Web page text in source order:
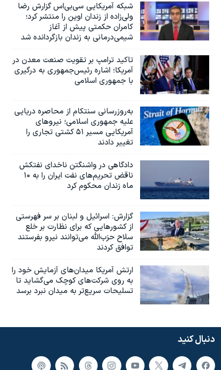
شبکه آمریکایی سی‌بی‌‌اس گزارش رضا
ولی‌زاده از زندان اوین را منتشر کرد؛
کامران حکمتی پیش از آغاز
شیمی‌درمانی به زندان بازگردانده شد
تاکید ترامپ بر تقویت صنعت معدن در
آمریکا؛ اشاره رئیس‌جمهوری به درگیری
با جمهوری اسلامی
به‌روزرسانی سنتکام از محاصره دریایی
علیه جمهوری اسلامی؛ نیروهای
آمریکایی مسیر ۵۱ کشتی تجاری را
تغییر دادند
دادگاهی در واشنگتن ناخدای نفتکش
ناقض تحریم‌های نفت ایران را به ۱۰
ماه زندان محکوم کرد
گزارش‌: اسرائيل و لبنان بر سر فهرستی
از کشورهایی که برای نظارت بر خلع
سلاح حزب‌الله می‌توانند نیرو بفرستند
توافق کردند
ارتش آمریکا میدان‌های آزمایش خود را
به روی شرکت‌های کوچک می‌گشاید تا
تسلیحات سریع‌تر به میدان نبرد برسد
دنبال کنید